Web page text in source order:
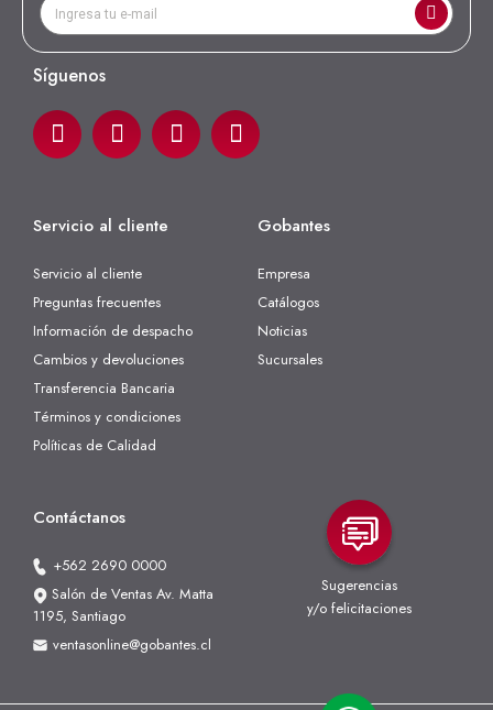
Síguenos
Servicio al cliente
Servicio al cliente
Preguntas frecuentes
Información de despacho
Cambios y devoluciones
Transferencia Bancaria
Términos y condiciones
Políticas de Calidad
Gobantes
Empresa
Catálogos
Noticias
Sucursales
Contáctanos
+562 2690 0000
Salón de Ventas Av. Matta
1195, Santiago
ventasonline@gobantes.cl
Sugerencias
y/o felicitaciones